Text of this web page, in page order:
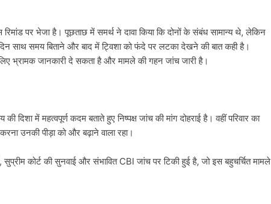
पर भेजा है। पूछताछ में समर्थ ने दावा किया कि दोनों के संबंध सामान्य थे, लेकिन
साथ समय बिताने और बाद में ट्विशा को फंदे पर लटका देखने की बात कही है।
भ्रामक जानकारी दे सकता है और मामले की गहन जांच जारी है।
की दिशा में महत्वपूर्ण कदम बताते हुए निष्पक्ष जांच की मांग दोहराई है। वहीं परिवार का
उनकी पीड़ा को और बढ़ाने वाला रहा।
सुप्रीम कोर्ट की सुनवाई और संभावित CBI जांच पर टिकी हुई है, जो इस बहुचर्चित मामले